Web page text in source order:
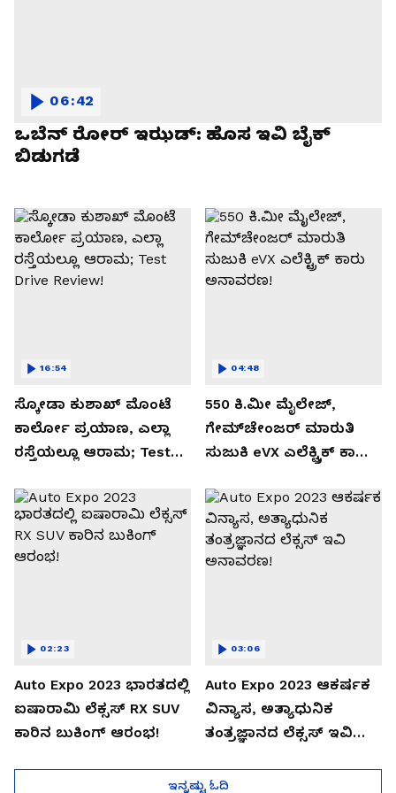
ಒಬೆನ್ ರೋರ್ ಇಝಡ್: ಹೊಸ ಇವಿ ಬೈಕ್
ಬಿಡುಗಡೆ
06:42
ಸ್ಕೋಡಾ ಕುಶಾಖ್ ಮೊಂಟೆ
ಕಾರ್ಲೋ ಪ್ರಯಾಣ, ಎಲ್ಲಾ
ರಸ್ತೆಯಲ್ಲೂ ಆರಾಮ; Test
16:54
550 ಕಿ.ಮೀ ಮೈಲೇಜ್,
ಗೇಮ್‌ಚೇಂಜರ್ ಮಾರುತಿ
ಸುಜುಕಿ eVX ಎಲೆಕ್ಟ್ರಿಕ್ ಕಾರು
04:48
Auto Expo 2023 ಭಾರತದಲ್ಲಿ
ಐಷಾರಾಮಿ ಲೆಕ್ಸಸ್ RX SUV
ಕಾರಿನ ಬುಕಿಂಗ್ ಆರಂಭ!
02:23
Auto Expo 2023 ಆಕರ್ಷಕ
ವಿನ್ಯಾಸ, ಅತ್ಯಾಧುನಿಕ
ತಂತ್ರಜ್ಞಾನದ ಲೆಕ್ಸಸ್ ಇವಿ
03:06
ಇನ್ನಷ್ಟು ಓದಿ